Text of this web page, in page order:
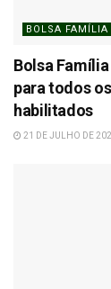
BOLSA FAMÍLIA
Bolsa
para todos
habilitados
21 DE JULHO DE